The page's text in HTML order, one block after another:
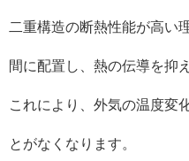
二重構造の断熱性能が高い
間に配置し、熱の伝導を抑
これにより、外気の温度変
とがなくなります。